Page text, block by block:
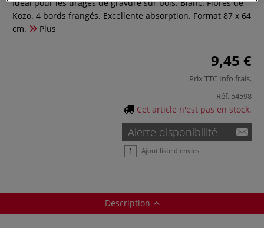
Idéal pour les tirages de gravure sur bois. Blanc. Fibres de
Kozo. 4 bords frangés. Excellente absorption. Format 87 x 64
cm.
Plus
9,45 €
Prix TTC Info frais.
Réf. 54598
Cet article n'est pas en stock.
Alerte disponibilité
Ajout liste d'envies
Description